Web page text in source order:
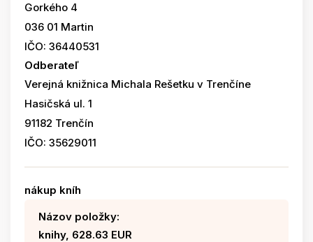
Gorkého 4
036 01 Martin
IČO: 36440531
Odberateľ
Verejná knižnica Michala Rešetku v Trenčíne
Hasičská ul. 1
91182 Trenčín
IČO: 35629011
nákup kníh
Názov položky:
knihy, 628.63 EUR